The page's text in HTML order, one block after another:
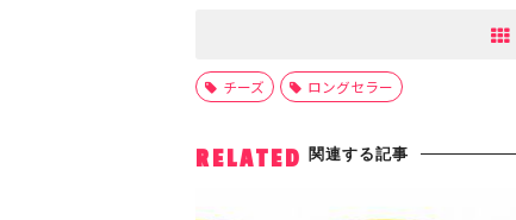
チーズ ロングセラー
RELATED 関連する記事